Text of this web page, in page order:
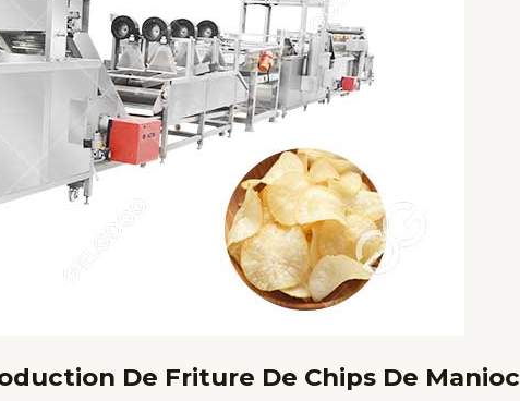
De Friture De Chips De Manioc